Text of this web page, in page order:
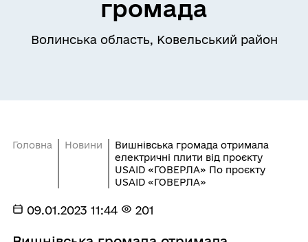
громада
Волинська область, Ковельський район
Головна Новини
Вишнівська громада отримала
електричні плити від проєкту
USAID «ГОВЕРЛА» По проєкту
USAID «ГОВЕРЛА»
09.01.2023 11:44 201